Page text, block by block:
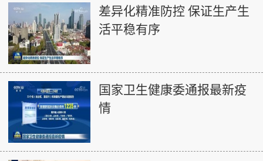
差异化精准防控 保证生产生
活平稳有序
国家卫生健康委通报最新疫
情